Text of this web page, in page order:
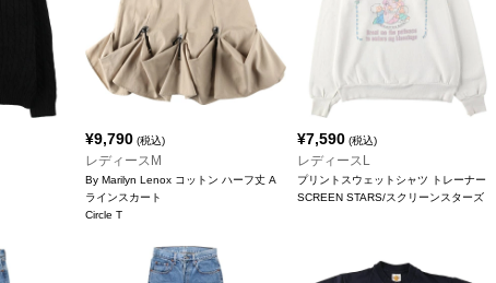
¥9,790 (税込)
レディースM
By Marilyn Lenox コットン ハーフ丈 A
ラインスカート
Circle T
¥7,590 (税込)
レディースL
プリントスウェットシャツ トレーナー
SCREEN STARS/スクリーンスターズ